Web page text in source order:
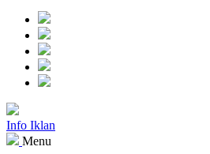
Info Iklan
Menu